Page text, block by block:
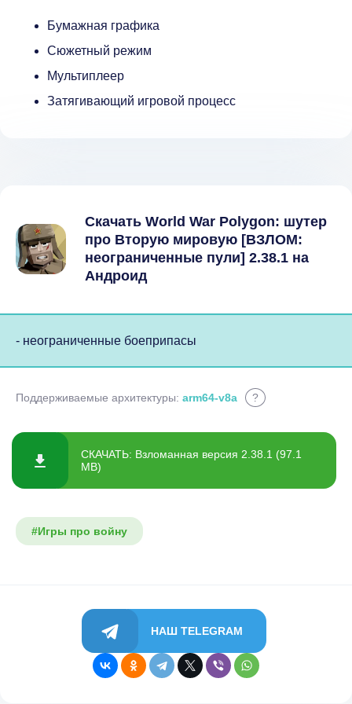
Бумажная графика
Сюжетный режим
Мультиплеер
Затягивающий игровой процесс
Скачать World War Polygon: шутер
про Вторую мировую [ВЗЛОМ:
неограниченные пули] 2.38.1 на
Андроид
- неограниченные боеприпасы
Поддерживаемые архитектуры: arm64-v8a ?
СКАЧАТЬ: Взломанная версия 2.38.1 (97.1
MB)
#Игры про войну
НАШ TELEGRAM